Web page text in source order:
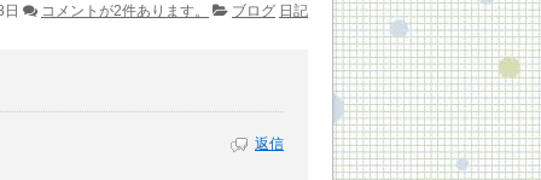
コメントが2件あります。 ブログ 日記
返信